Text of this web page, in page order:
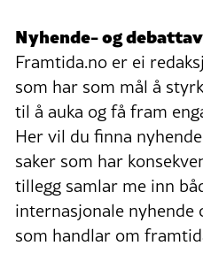
Nyhende- og
Framtida.no er ei
som har som mål å
til å auka og få fram
Her vil du finna
saker som har
tillegg samlar me inn
internasjonale nyhende
som handlar om